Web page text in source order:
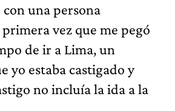
una persona
vez que me pegó
de ir a Lima, un
yo estaba castigado y
no incluía la ida a la